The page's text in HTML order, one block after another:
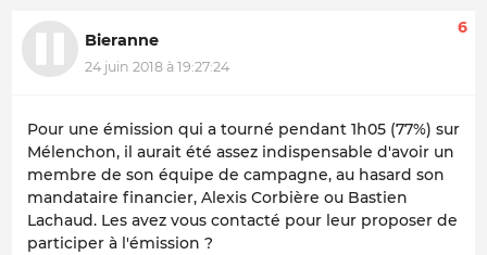
Bieranne
24 juin 2018 à 19:27:24
6
Pour une émission qui a tourné pendant 1h05 (77%) sur
Mélenchon, il aurait été assez indispensable d'avoir un
membre de son équipe de campagne, au hasard son
mandataire financier, Alexis Corbière ou Bastien
Lachaud. Les avez vous contacté pour leur proposer de
participer à l'émission ?